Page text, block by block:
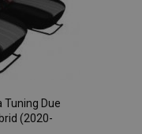
Tuning Due
(2020-